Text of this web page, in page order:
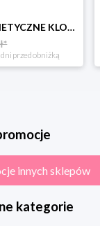
KLOCKI MAGNETYCZNE KLOCKI SZEŚCIANY KONSTRUKCYJNE 100 KLOCKÓW MOCNE DZIECI
przed obniżką
innych sklepów
kategorie